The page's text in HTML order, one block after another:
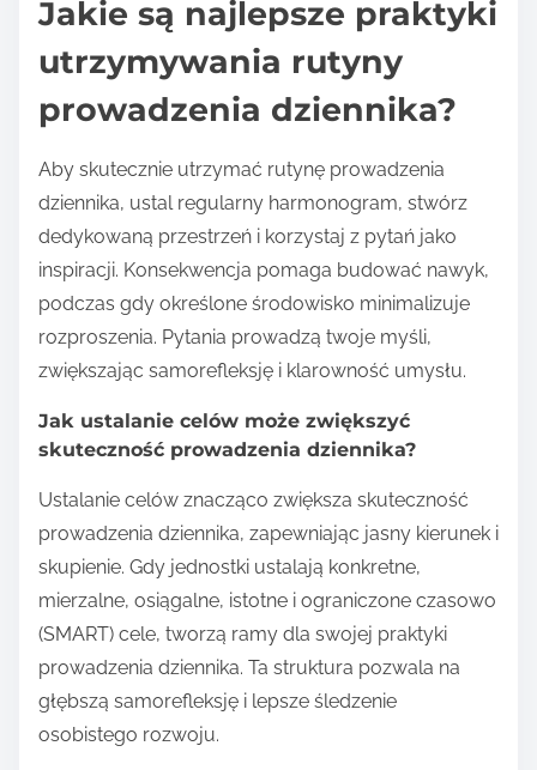
Jakie są najlepsze praktyki
utrzymywania rutyny
prowadzenia dziennika?
Aby skutecznie utrzymać rutynę prowadzenia
dziennika, ustal regularny harmonogram, stwórz
dedykowaną przestrzeń i korzystaj z pytań jako
inspiracji. Konsekwencja pomaga budować nawyk,
podczas gdy określone środowisko minimalizuje
rozproszenia. Pytania prowadzą twoje myśli,
zwiększając samorefleksję i klarowność umysłu.
Jak ustalanie celów może zwiększyć
skuteczność prowadzenia dziennika?
Ustalanie celów znacząco zwiększa skuteczność
prowadzenia dziennika, zapewniając jasny kierunek i
skupienie. Gdy jednostki ustalają konkretne,
mierzalne, osiągalne, istotne i ograniczone czasowo
(SMART) cele, tworzą ramy dla swojej praktyki
prowadzenia dziennika. Ta struktura pozwala na
głębszą samorefleksję i lepsze śledzenie
osobistego rozwoju.